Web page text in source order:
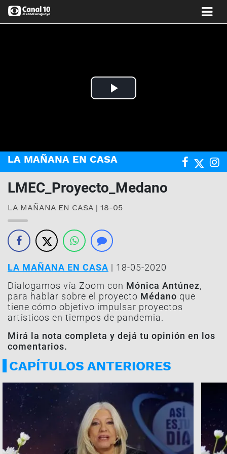
Play
LA MAÑANA EN CASA
LMEC_Proyecto_Medano
LA MAÑANA EN CASA | 18-05
LA MAÑANA EN CASA | 18-05-2020
Dialogamos vía Zoom con Mónica Antúnez,
para hablar sobre el proyecto Médano que
tiene cómo objetivo impulsar proyectos
artísticos en tiempos de pandemia.
Mirá la nota completa y dejá tu opinión en los
comentarios.
CAPÍTULOS ANTERIORES